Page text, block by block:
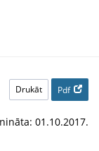
Drukāt Pdf
01.10.2017.